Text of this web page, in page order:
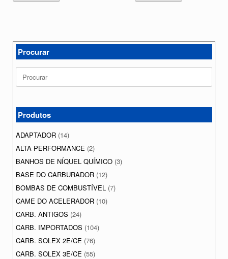
Procurar
Search
for:
Produtos
ADAPTADOR (14)
ALTA PERFORMANCE (2)
BANHOS DE NÍQUEL QUÍMICO (3)
BASE DO CARBURADOR (12)
BOMBAS DE COMBUSTÍVEL (7)
CAME DO ACELERADOR (10)
CARB. ANTIGOS (24)
CARB. IMPORTADOS (104)
CARB. SOLEX 2E/CE (76)
CARB. SOLEX 3E/CE (55)